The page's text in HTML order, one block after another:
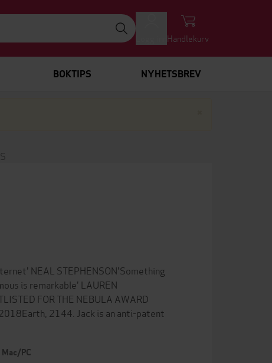
Handlekurv
BOKTIPS NYHETSBREV
NEAL STEPHENSON'Something
is remarkable' LAUREN
FOR THE NEBULA AWARD
2018Earth, 2144. Jack is an anti-patent
PC